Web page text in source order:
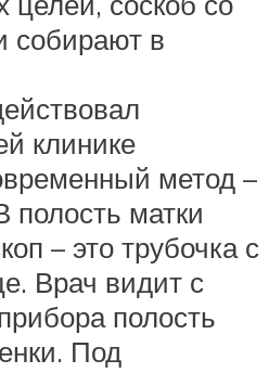
собирают в
клинике
метод –
полость матки
– это трубочка с
Врач видит с
полость
Под